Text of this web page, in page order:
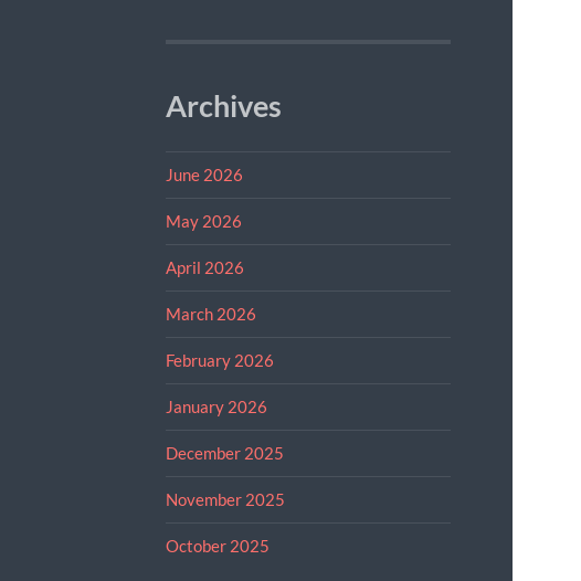
Archives
June 2026
May 2026
April 2026
March 2026
February 2026
January 2026
December 2025
November 2025
October 2025